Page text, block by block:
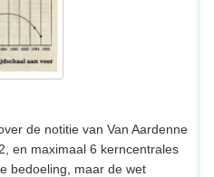
de notitie van Van Aardenne
en maximaal 6 kerncentrales
bedoeling, maar de wet